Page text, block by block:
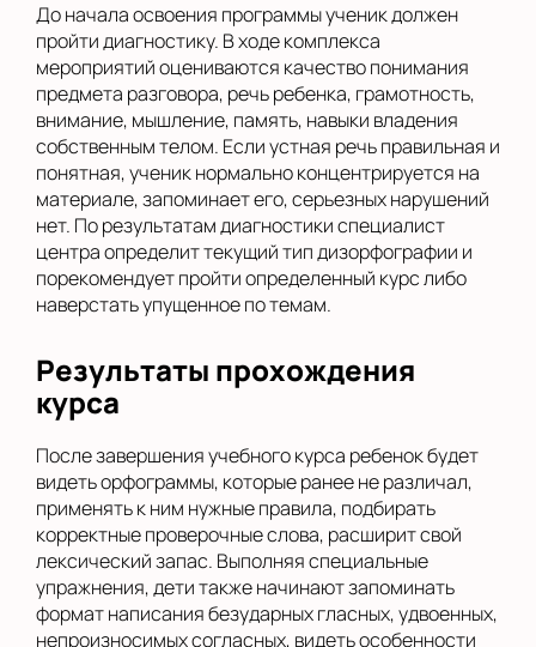
До начала освоения программы ученик должен
пройти диагностику. В ходе комплекса
мероприятий оцениваются качество понимания
предмета разговора, речь ребенка, грамотность,
внимание, мышление, память, навыки владения
собственным телом. Если устная речь правильная и
понятная, ученик нормально концентрируется на
материале, запоминает его, серьезных нарушений
нет. По результатам диагностики специалист
центра определит текущий тип дизорфографии и
порекомендует пройти определенный курс либо
наверстать упущенное по темам.
Результаты прохождения
курса
После завершения учебного курса ребенок будет
видеть орфограммы, которые ранее не различал,
применять к ним нужные правила, подбирать
корректные проверочные слова, расширит свой
лексический запас. Выполняя специальные
упражнения, дети также начинают запоминать
формат написания безударных гласных, удвоенных,
непроизносимых согласных, видеть особенности